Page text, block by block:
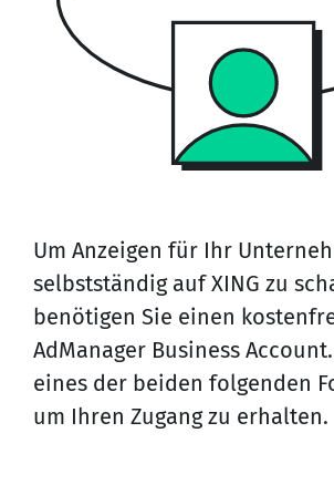
Um Anzeigen für Ihr
selbstständig auf XING zu
benötigen Sie einen
AdManager Business
eines der beiden folgenden
um Ihren Zugang zu erhalten.